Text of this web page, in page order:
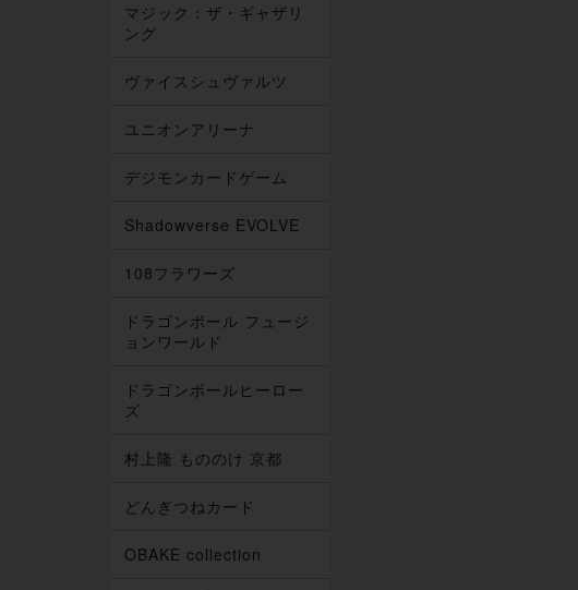
マジック：ザ・ギャザリ
ング
ヴァイスシュヴァルツ
ユニオンアリーナ
デジモンカードゲーム
Shadowverse EVOLVE
108フラワーズ
ドラゴンボール フュージ
ョンワールド
ドラゴンボールヒーロー
ズ
村上隆 もののけ 京都
どんぎつねカード
OBAKE collection